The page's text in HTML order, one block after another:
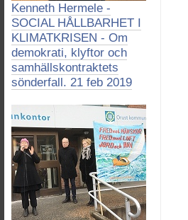
Kenneth Hermele -
SOCIAL HÅLLBARHET I
KLIMATKRISEN - Om
demokrati, klyftor och
samhällskontraktets
sönderfall. 21 feb 2019